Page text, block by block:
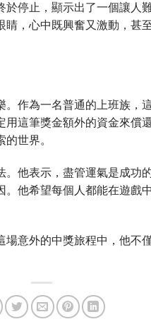
於停止，顯示出了一個讓
，心中既興奮又激動，甚
作為一名普通的上班族，
這筆獎金額外的資金來償
世界。
他表示，盡管運氣是成功
他希望每個人都能在遊戲
意外的中獎旅程中，他不